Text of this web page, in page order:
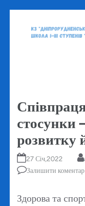
стосунки
розвитку
27 Січ,2022
Залишити коментар
Здорова та